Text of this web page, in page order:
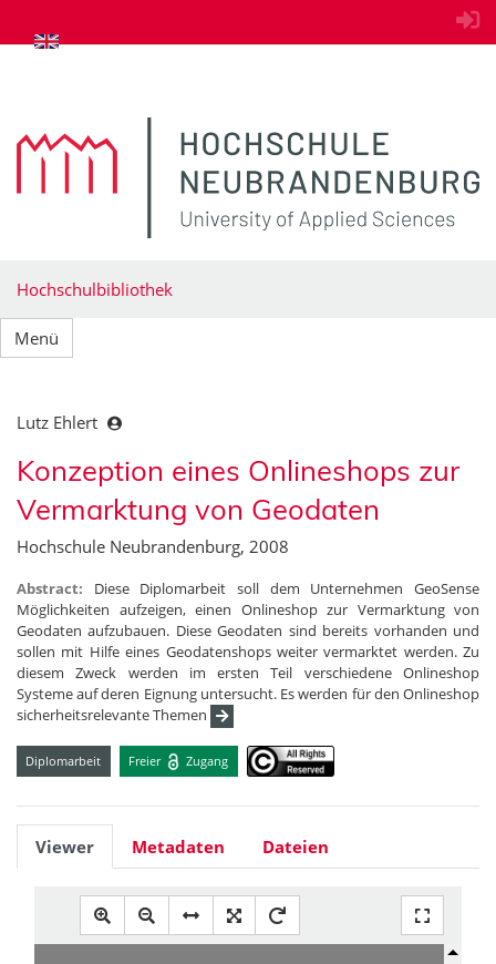
zum Inhalt springen
Hochschulbibliothek
Menü
Lutz Ehlert
Konzeption eines Onlineshops zur
Vermarktung von Geodaten
Hochschule Neubrandenburg, 2008
Abstract: Diese Diplomarbeit soll dem Unternehmen GeoSense
Möglichkeiten aufzeigen, einen Onlineshop zur Vermarktung von
Geodaten aufzubauen. Diese Geodaten sind bereits vorhanden und
sollen mit Hilfe eines Geodatenshops weiter vermarktet werden. Zu
diesem Zweck werden im ersten Teil verschiedene Onlineshop
Systeme auf deren Eignung untersucht. Es werden für den Onlineshop
sicherheitsrelevante Themen
Diplomarbeit Freier Zugang
Viewer Metadaten Dateien